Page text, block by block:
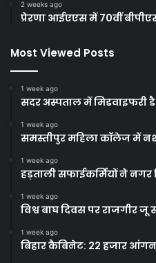
2 weeks ago
प्रेरणा आईएएस में 70वीं
Most Viewed Posts
1 week ago
सदर अस्पताल में मिडवाइफरी
1 week ago
समस्तीपुर महिला कॉलेज में
1 week ago
हड़ताली सफाईकर्मियों ने नगर
1 week ago
विश्व बाघ दिवस पर राजगीर
1 week ago
बिहार कैबिनेट: 22 हजार